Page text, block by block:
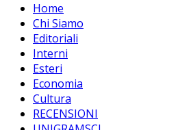
Home
Chi Siamo
Editoriali
Interni
Esteri
Economia
Cultura
RECENSIONI